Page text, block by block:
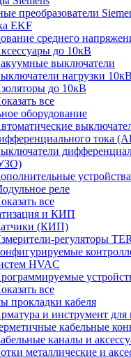
преобразователи
EKF
среднего
до 10кВ
выключатели
нагрузки 10кВ
до 10кВ
все
оборудование
тока
реле
все
и КИП
(КИП)
регуляторы TER
HVAC
все
прокладки кабеля
и инструмент
кабельные
каналы и
металлические и